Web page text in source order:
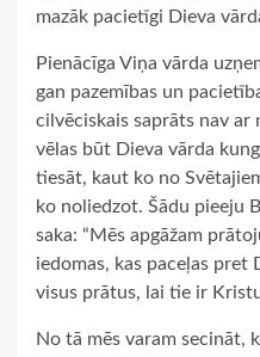
mazāk pacietīgi Dieva
Pienācīga Viņa vārda
gan pazemības un
cilvēciskais saprāts nav ar
vēlas būt Dieva vārda
tiesāt, kaut ko no
ko noliedzot. Šādu pieeju
saka: “Mēs apgāžam
iedomas, kas paceļas pret
visus prātus, lai tie ir
No tā mēs varam secināt,